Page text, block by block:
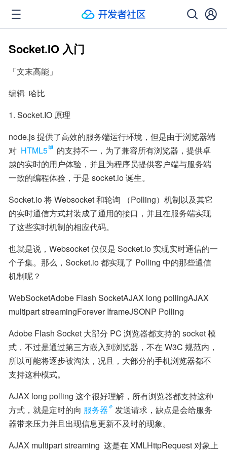
Socket.IO 入门
「文末高能」
编辑  哈比
1. Socket.IO 原理
node.js 提供了高效的服务端运行环境，但是由于浏览器端
对 HTML5
的支持不一，为了兼容所有浏览器，提供卓
越的实时的用户体验，并且为程序员提供客户端与服务端
一致的编程体验，于是 socket.io 诞生。
Socket.io 将 Websocket 和轮询 （Polling）机制以及其它
的实时通信方式封装成了通用的接口，并且在服务端实现
了这些实时机制的相应代码。
也就是说，Websocket 仅仅是 Socket.io 实现实时通信的一
个子集。那么，Socket.io 都实现了 Polling 中的那些通信
机制呢？
WebSocketAdobe Flash SocketAJAX long pollingAJAX
multipart streamingForever IframeJSONP Polling
Adobe Flash Socket 大部分 PC 浏览器都支持的 socket 模
式，不过是通过第三方嵌入到浏览器，不在 W3C 规范内，
所以可能将逐步被淘汰，况且，大部分的手机浏览器都不
支持这种模式。
AJAX long polling 这个很好理解，所有浏览器都支持这种
方式，就是定时的向 服务器
发送请求，缺点是会给服务
器带来压力并且出现信息更新不及时的现象。
AJAX multipart streaming  这是在 XMLHttpRequest 对象上